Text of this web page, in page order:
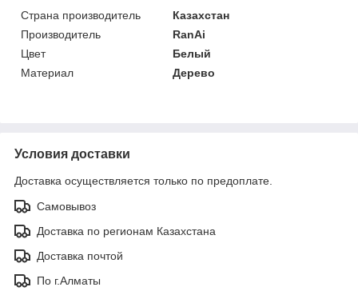
Страна производитель
Казахстан
Производитель
RanAi
Цвет
Белый
Материал
Дерево
Условия доставки
Доставка осуществляется только по предоплате.
Самовывоз
Доставка по регионам Казахстана
Доставка почтой
По г.Алматы